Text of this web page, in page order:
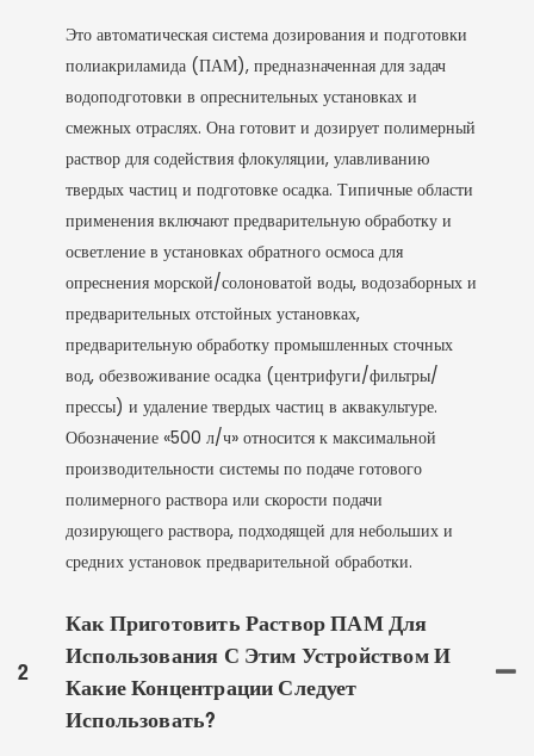
Это автоматическая система дозирования и подготовки
полиакриламида (ПАМ), предназначенная для задач
водоподготовки в опреснительных установках и
смежных отраслях. Она готовит и дозирует полимерный
раствор для содействия флокуляции, улавливанию
твердых частиц и подготовке осадка. Типичные области
применения включают предварительную обработку и
осветление в установках обратного осмоса для
опреснения морской/солоноватой воды, водозаборных и
предварительных отстойных установках,
предварительную обработку промышленных сточных
вод, обезвоживание осадка (центрифуги/фильтры/
прессы) и удаление твердых частиц в аквакультуре.
Обозначение «500 л/ч» относится к максимальной
производительности системы по подаче готового
полимерного раствора или скорости подачи
дозирующего раствора, подходящей для небольших и
средних установок предварительной обработки.
2
Как Приготовить Раствор ПАМ Для
Использования С Этим Устройством И
Какие Концентрации Следует
Использовать?